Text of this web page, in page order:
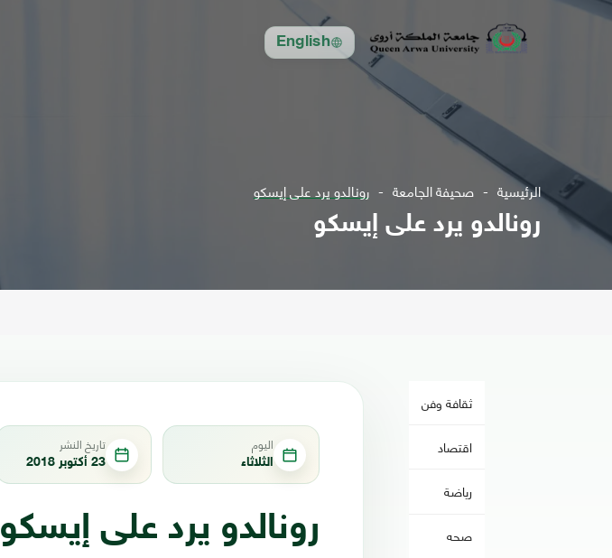
English
الرئيسية صحيفة الجامعة رونالدو يرد على إيسكو
رونالدو يرد على إيسكو
ثقافة وفن
اقتصاد
رياضة
صحه
اليوم
الثلاثاء
تاريخ النشر
23 أكتوبر 2018
رونالدو يرد على إيسكو